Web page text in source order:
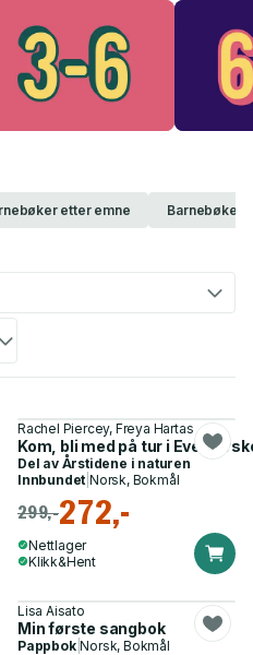
etter emne Barnebøker
Rachel Piercey, Freya Hartas
Kom, bli med på tur i
Del av Årstidene i naturen
Innbundet |Norsk, Bokmål
299,-272,-
Nettlager
Klikk&Hent
Lisa Aisato
Min første sangbok
Pappbok|Norsk, Bokmål